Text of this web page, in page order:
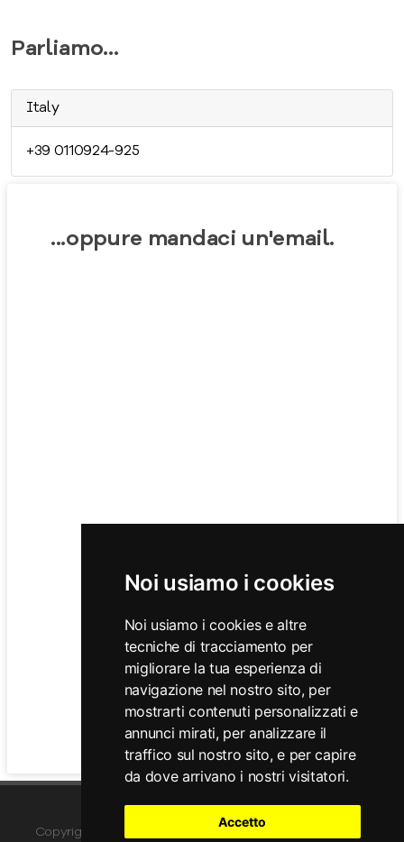
Noi usiamo i cookies
Noi usiamo i cookies e altre
tecniche di tracciamento per
migliorare la tua esperienza di
navigazione nel nostro sito, per
mostrarti contenuti personalizzati e
annunci mirati, per analizzare il
traffico sul nostro sito, e per capire
da dove arrivano i nostri visitatori.
Accetto
Parliamo...
Italy
+39 0110924-925
...oppure mandaci un'email.
Copyright © 2026 Tutti i diritti riservati da Zyxel Networks.